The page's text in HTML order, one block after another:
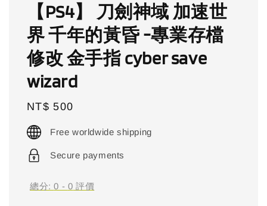
【PS4】 刀劍神域 加速世
界 千年的黃昏 -專業存檔
修改 金手指 cyber save
wizard
Regular
price
NT$ 500
Free worldwide shipping
Secure payments
總分:0 - 0 評價